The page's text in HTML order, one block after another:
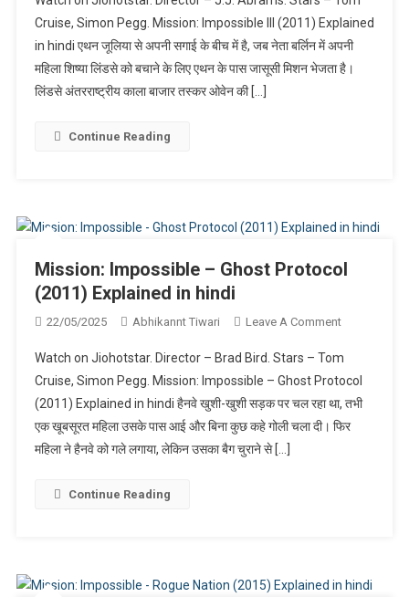
Impossible
III
(2006)
Explained
Cruise, Simon Pegg. Mission: Impossible III (2011) Explained
in hindi एथन जूलिया से अपनी सगाई के बीच में है, जब नेता बर्लिन में अपनी
महिला शिष्या लिंडसे को बचाने के लिए एथन के पास जासूसी मिशन भेजता है।
लिंडसे अंतरराष्ट्रीय काला बाजार तस्कर ओवेन की […]
Continue Reading
Mission: Impossible – Ghost Protocol
(2011) Explained in hindi
22/05/2025 Abhikannt Tiwari Leave A CommentOn
Impossible
–
Ghost
Protocol
Watch on Jiohotstar. Director – Brad Bird. Stars – Tom
Cruise, Simon Pegg. Mission: Impossible – Ghost Protocol
(2011) Explained in hindi हैनवे खुशी-खुशी सड़क पर चल रहा था, तभी
एक खूबसूरत महिला उसके पास आई और बिना कुछ कहे गोली चला दी। फिर
महिला ने हैनवे को गले लगाया, लेकिन उसका बैग चुराने से […]
Continue Reading